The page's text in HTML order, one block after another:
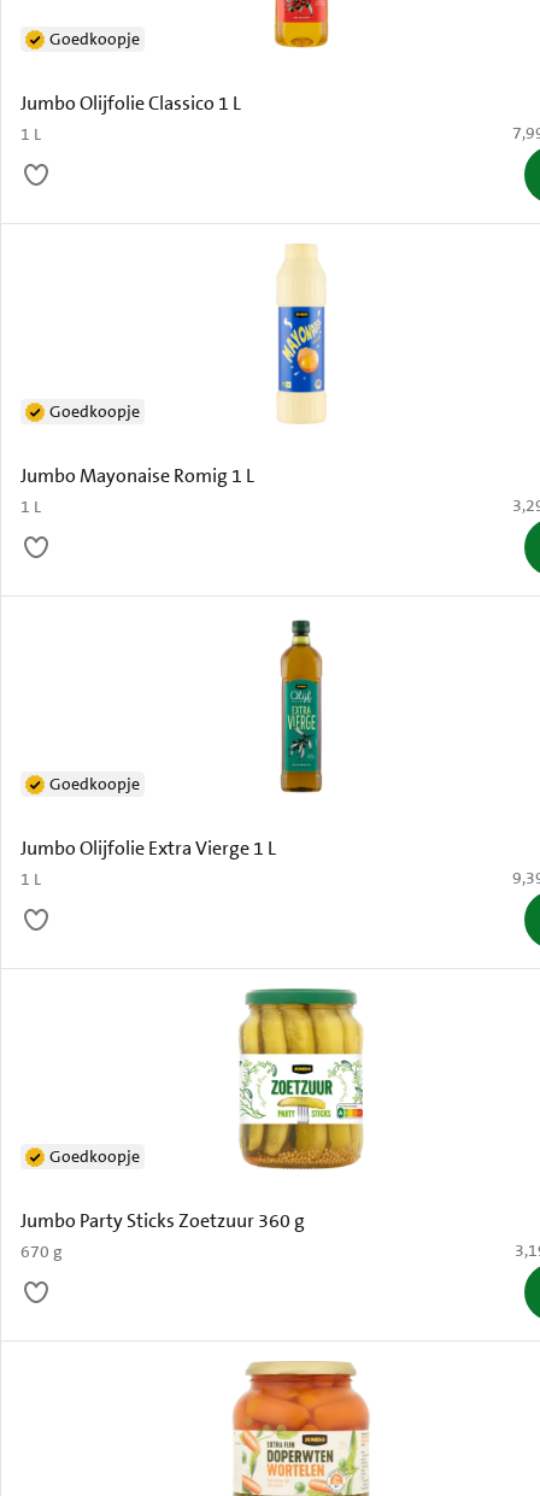
Jumbo Olijfolie Classico 1 L
1 L
Goedkoopje
€
Jumbo Mayonaise Romig 1 L
1 L
Goedkoopje
€
Jumbo Olijfolie Extra Vierge 1 L
1 L
Goedkoopje
€
Jumbo Party Sticks Zoetzuur 360 g
670 g
Goedkoopje
€